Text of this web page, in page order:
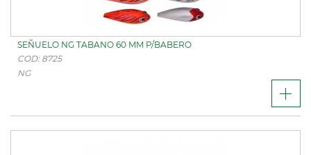
SEÑUELO NG TABANO 60 MM P/BABERO
COD: 8725
NG